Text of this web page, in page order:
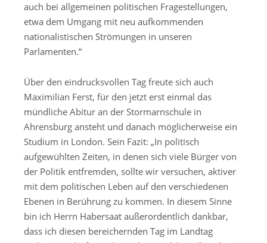
auch bei allgemeinen politischen Fragestellungen,
etwa dem Umgang mit neu aufkommenden
nationalistischen Strömungen in unseren
Parlamenten.“
Über den eindrucksvollen Tag freute sich auch
Maximilian Ferst, für den jetzt erst einmal das
mündliche Abitur an der Stormarnschule in
Ahrensburg ansteht und danach möglicherweise ein
Studium in London. Sein Fazit: „In politisch
aufgewühlten Zeiten, in denen sich viele Bürger von
der Politik entfremden, sollte wir versuchen, aktiver
mit dem politischen Leben auf den verschiedenen
Ebenen in Berührung zu kommen. In diesem Sinne
bin ich Herrn Habersaat außerordentlich dankbar,
dass ich diesen bereichernden Tag im Landtag